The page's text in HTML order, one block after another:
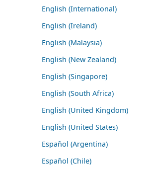
English (International)
English (Ireland)
English (Malaysia)
English (New Zealand)
English (Singapore)
English (South Africa)
English (United Kingdom)
English (United States)
Español (Argentina)
Español (Chile)